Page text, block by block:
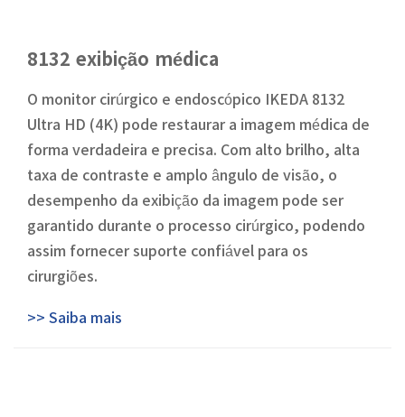
8132 exibição médica
O monitor cirúrgico e endoscópico IKEDA 8132
Ultra HD (4K) pode restaurar a imagem médica de
forma verdadeira e precisa. Com alto brilho, alta
taxa de contraste e amplo ângulo de visão, o
desempenho da exibição da imagem pode ser
garantido durante o processo cirúrgico, podendo
assim fornecer suporte confiável para os
cirurgiões.
>> Saiba mais